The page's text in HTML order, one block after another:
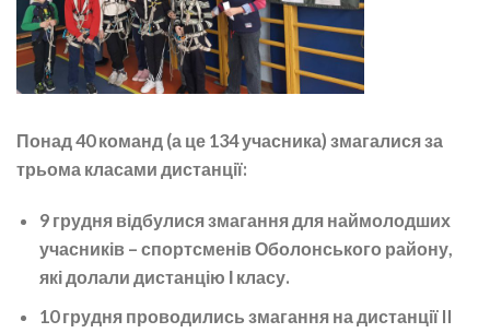
Понад 40 команд (а це 134 учасника) змагалися за
трьома класами дистанції:
9 грудня відбулися змагання для наймолодших
учасників – спортсменів Оболонського району,
які долали дистанцію І класу.
10 грудня проводились змагання на дистанції II